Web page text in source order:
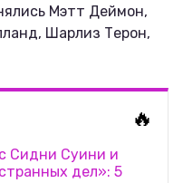
Мэтт Деймон,
Шарлиз Терон,
🔥
Сидни Суини и
дел»: 5